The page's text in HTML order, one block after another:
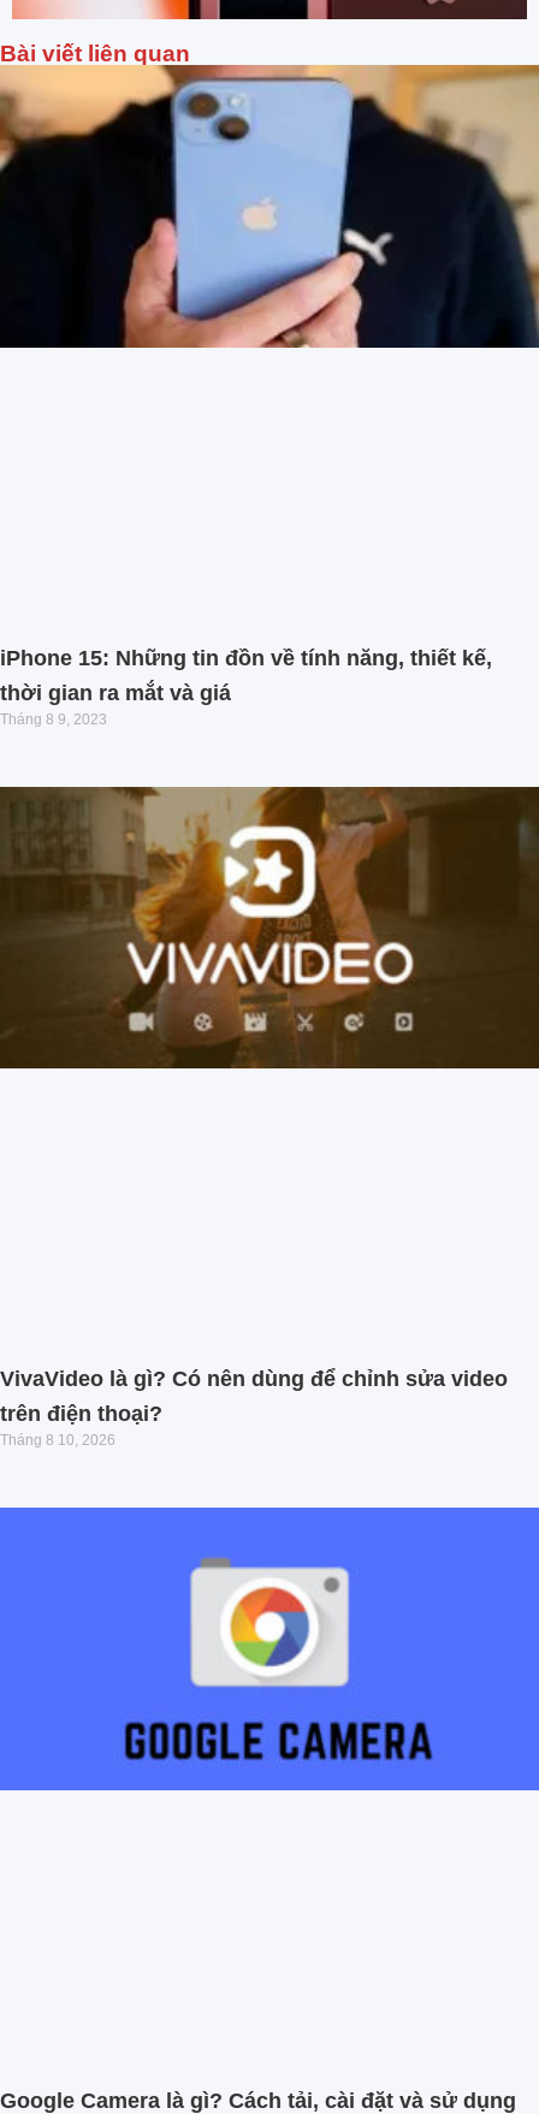
Bài viết liên quan
iPhone 15: Những tin đồn về tính năng, thiết kế,
thời gian ra mắt và giá
Tháng 8 9, 2023
VivaVideo là gì? Có nên dùng để chỉnh sửa video
trên điện thoại?
Tháng 8 10, 2026
Google Camera là gì? Cách tải, cài đặt và sử dụng